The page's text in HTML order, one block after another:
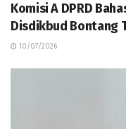
Komisi A DPRD
Disdikbud Bontang
10/07/2026